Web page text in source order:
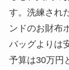
す。洗練され
ンドのお財布
バッグよりは
予算は30万円